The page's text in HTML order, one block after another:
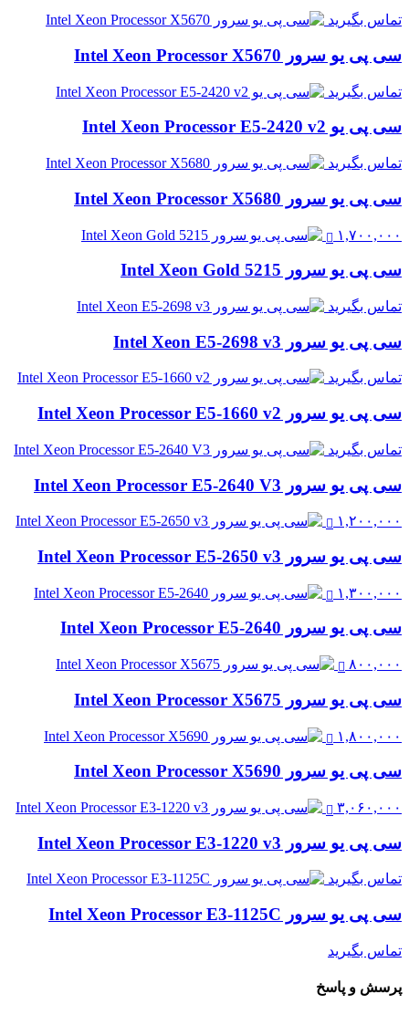
تماس بگیرید
سی پی یو سرور Intel Xeon Processor X5670
تماس بگیرید
سی پی یو Intel Xeon Processor E5-2420 v2
تماس بگیرید
سی پی یو سرور Intel Xeon Processor X5680
۱,۷۰۰,۰۰۰
سی پی یو سرور Intel Xeon Gold 5215
تماس بگیرید
سی پی یو سرور Intel Xeon E5-2698 v3
تماس بگیرید
سی پی یو سرور Intel Xeon Processor E5-1660 v2
تماس بگیرید
سی پی یو سرور Intel Xeon Processor E5-2640 V3
۱,۲۰۰,۰۰۰
سی پی یو سرور Intel Xeon Processor E5-2650 v3
۱,۳۰۰,۰۰۰
سی پی یو سرور Intel Xeon Processor E5-2640
۸۰۰,۰۰۰
سی پی یو سرور Intel Xeon Processor X5675
۱,۸۰۰,۰۰۰
سی پی یو سرور Intel Xeon Processor X5690
۳,۰۶۰,۰۰۰
سی پی یو سرور Intel Xeon Processor E3-1220 v3
تماس بگیرید
سی پی یو سرور Intel Xeon Processor E3-1125C
تماس بگیرید
پرسش و پاسخ